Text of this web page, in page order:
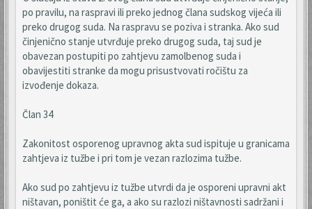
po pravilu, na raspravi ili preko jednog člana sudskog vijeća ili
preko drugog suda. Na raspravu se poziva i stranka. Ako sud
činjenično stanje utvrđuje preko drugog suda, taj sud je
obavezan postupiti po zahtjevu zamolbenog suda i
obavijestiti stranke da mogu prisustvovati ročištu za
izvođenje dokaza.
Član 34
Zakonitost osporenog upravnog akta sud ispituje u granicama
zahtjeva iz tužbe i pri tom je vezan razlozima tužbe.
Ako sud po zahtjevu iz tužbe utvrdi da je osporeni upravni akt
ništavan, poništit će ga, a ako su razlozi ništavnosti sadržani i